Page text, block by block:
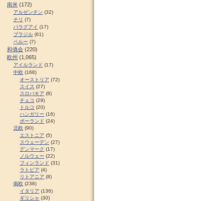
南米 (172)
アルゼンチン (32)
チリ (7)
パラグアイ (17)
ブラジル (61)
ペルー (7)
和僑会 (220)
欧州 (1,065)
アイルランド (17)
中欧 (168)
オーストリア (72)
スイス (27)
スロパキア (8)
チェコ (29)
トルコ (20)
ハンガリー (16)
ポーランド (24)
北欧 (90)
エストニア (5)
スウェーデン (27)
デンマーク (17)
ノルウェー (22)
フィンランド (31)
ラトビア (4)
リトアニア (8)
南欧 (238)
イタリア (136)
ギリシャ (30)